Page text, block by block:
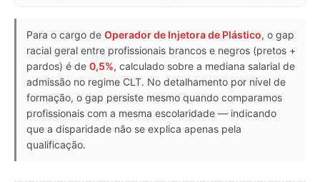
Para o cargo de Operador de Injetora de Plástico, o gap
racial geral entre profissionais brancos e negros (pretos +
pardos) é de 0,5%, calculado sobre a mediana salarial de
admissão no regime CLT. No detalhamento por nível de
formação, o gap persiste mesmo quando comparamos
profissionais com a mesma escolaridade — indicando
que a disparidade não se explica apenas pela
qualificação.